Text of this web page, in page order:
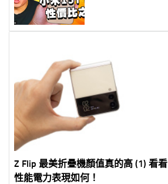
Z Flip 最美折疊機顏值真的高 (1) 看看
性能電力表現如何！